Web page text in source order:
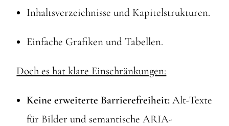
Inhaltsverzeichnisse und Kapitelstrukturen.
Einfache Grafiken und Tabellen.
Doch es hat klare Einschränkungen:
Keine erweiterte Barrierefreiheit: Alt-Texte
für Bilder und semantische ARIA-